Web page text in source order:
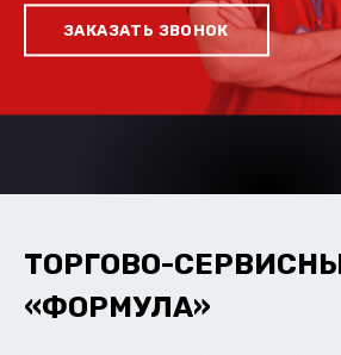
ЗАКАЗАТЬ ЗВОНОК
ТОРГОВО-
«ФОРМУЛА»